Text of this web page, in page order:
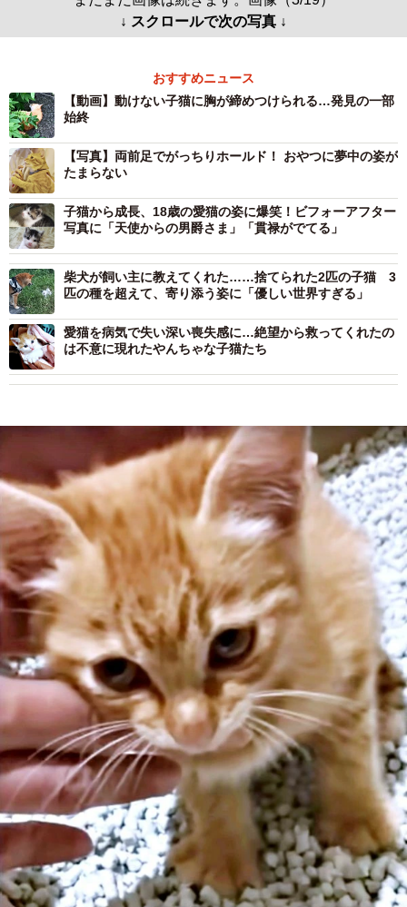
↓ スクロールで次の写真 ↓
おすすめニュース
【動画】動けない子猫に胸が締めつけられる…発見の一部
始終
【写真】両前足でがっちりホールド！ おやつに夢中の姿が
たまらない
子猫から成長、18歳の愛猫の姿に爆笑！ビフォーアフター
写真に「天使からの男爵さま」「貫禄がでてる」
柴犬が飼い主に教えてくれた……捨てられた2匹の子猫 3
匹の種を超えて、寄り添う姿に「優しい世界すぎる」
愛猫を病気で失い深い喪失感に…絶望から救ってくれたの
は不意に現れたやんちゃな子猫たち